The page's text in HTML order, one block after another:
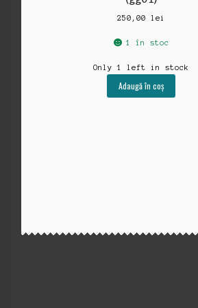
250,00lei
1 în stoc
Only 1 left in stock
Adaugă în coș